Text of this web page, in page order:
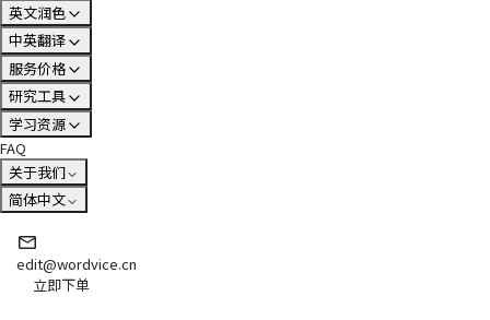
英文润色
中英翻译
服务价格
研究工具
学习资源
FAQ
关于我们
简体中文
edit@wordvice.cn
立即下单